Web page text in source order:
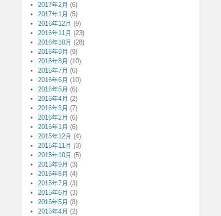
2017年2月 (6)
2017年1月 (5)
2016年12月 (9)
2016年11月 (23)
2016年10月 (28)
2016年9月 (9)
2016年8月 (10)
2016年7月 (6)
2016年6月 (10)
2016年5月 (6)
2016年4月 (2)
2016年3月 (7)
2016年2月 (6)
2016年1月 (6)
2015年12月 (4)
2015年11月 (3)
2015年10月 (5)
2015年9月 (3)
2015年8月 (4)
2015年7月 (3)
2015年6月 (3)
2015年5月 (8)
2015年4月 (2)